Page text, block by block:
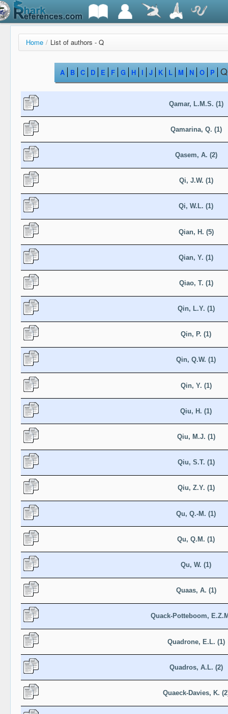
Home / List of authors - Q
A B C D E F G H I J K L M N O P Q
Qamar, L.M.S. (1)
Qamarina, Q. (1)
Qasem, A. (2)
Qi, J.W. (1)
Qi, W.L. (1)
Qian, H. (5)
Qian, Y. (1)
Qiao, T. (1)
Qin, L.Y. (1)
Qin, P. (1)
Qin, Q.W. (1)
Qin, Y. (1)
Qiu, H. (1)
Qiu, M.J. (1)
Qiu, S.T. (1)
Qiu, Z.Y. (1)
Qu, Q.-M. (1)
Qu, Q.M. (1)
Qu, W. (1)
Quaas, A. (1)
Quack-Potteboom,
Quadrone, E.L. (1)
Quadros, A.L. (2)
Quaeck-Davies, K.